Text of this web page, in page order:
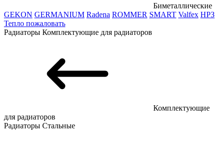
Биметаллические
GEKON GERMANIUM Radena ROMMER SMART Valfex НРЗ
Тепло пожаловать
Радиаторы Комплектующие для радиаторов
Комплектующие
для радиаторов
Радиаторы Стальные